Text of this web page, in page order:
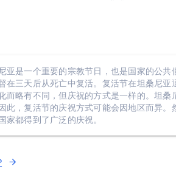
亚是一个重要的宗教节日，也是国家的公
在三天后从死亡中复活。复活节在坦桑尼
而略有不同，但庆祝的方式是一样的。坦
此，复活节的庆祝方式可能会因地区而异
家都得到了广泛的庆祝。